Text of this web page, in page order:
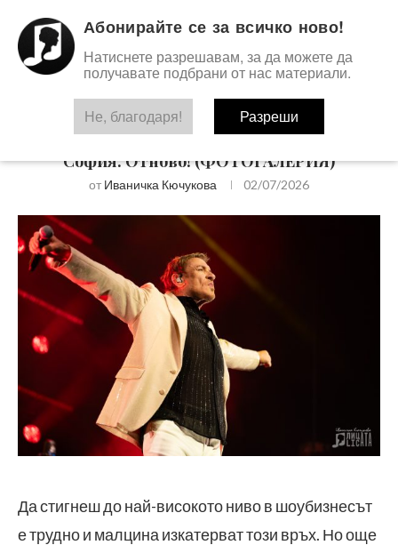
ФОТОГАЛЕРИИ
Duran Duran се завърнаха, за да покорят
София. Отново! (ФОТОГАЛЕРИЯ)
от Иваничка Кючукова 02/07/2026
Да стигнеш до най-високото ниво в шоубизнесът
е трудно и малцина изкатерват този връх. Но още
Абонирайте се за всичко ново!
Натиснете разрешавам, за да можете да
получавате подбрани от нас материали.
Не, благодаря! Разреши